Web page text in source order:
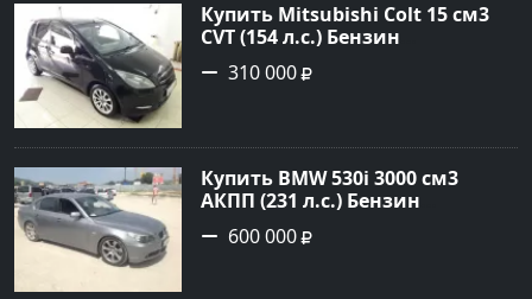
Купить Mitsubishi Colt 15 см3
CVT (154 л.с.) Бензин
турбонаддув в Краснодар:
цвет Чёрный металик Хетчбэк
сайте Авторынок23
310 000
Купить BMW 530i 3000 см3
АКПП (231 л.с.) Бензин
инжектор в Новороссийск:
цвет серый Седан 2004 года по
600 000